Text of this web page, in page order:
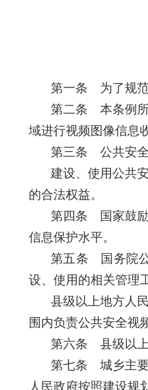
第一条 为了规范
第二条 本条例所
域进行视频图像信息
第三条 公共安全
建设、使用公共
的合法权益。
第四条 国家鼓励
信息保护水平。
第五条 国务院公
设、使用的相关管理
县级以上地方人
围内负责公共安全视
第六条 县级以上
第七条 城乡主要
人民政府按照建设规